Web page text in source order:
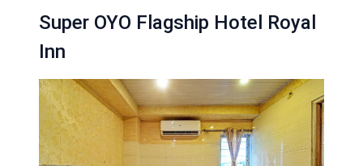
Super OYO Flagship Hotel Royal
Inn